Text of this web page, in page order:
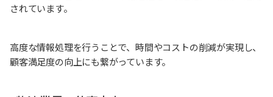
されています。
高度な情報処理を行うことで、時間やコストの削減が実現し、
顧客満足度の向上にも繋がっています。